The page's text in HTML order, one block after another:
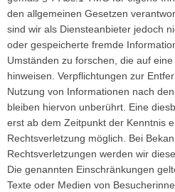
den allgemeinen Gesetzen
sind wir als Diensteanbieter jedoch
oder gespeicherte fremde
Umständen zu forschen, die auf
hinweisen. Verpflichtungen zur
Nutzung von Informationen nach
bleiben hiervon unberührt. Eine
erst ab dem Zeitpunkt der Kenntnis
Rechtsverletzung möglich. Bei
Rechtsverletzungen werden wir
Die genannten Einschränkungen
Texte oder Medien von